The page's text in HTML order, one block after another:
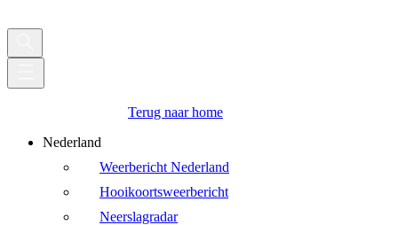
Terug naar home
Nederland
Weerbericht Nederland
Hooikoortsweerbericht
Neerslagradar